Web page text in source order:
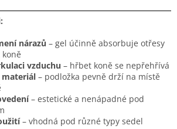
nárazů – gel účinně absorbuje otřesy
vzduchu – hřbet koně se nepřehřívá
– podložka pevně drží na místě
– estetické a nenápadné pod
– vhodná pod různé typy sedel